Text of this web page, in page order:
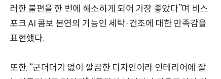
러한 불편을 한 번에 해소하게 되어 가장 좋았다”며 비스
포크 AI 콤보 본연의 기능인 세탁·건조에 대한 만족감을
표현했다.
또한, “군더더기 없이 깔끔한 디자인이라 인테리어에 잘